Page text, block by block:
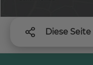
Diese